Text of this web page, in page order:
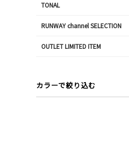
TONAL
RUNWAY channel SELECTION
OUTLET LIMITED ITEM
カラーで絞り込む